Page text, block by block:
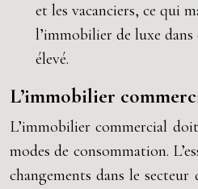
et les vacanciers, ce qui
l’immobilier de luxe
élevé.
L’immobilier
L’immobilier commercial
modes de consommation.
changements dans le